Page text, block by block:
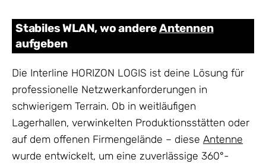
Stabiles WLAN, wo andereAntennen
aufgeben
Die Interline HORIZON LOGIS ist deine Lösung für
professionelle Netzwerkanforderungen in
schwierigem Terrain. Ob in weitläufigen
Lagerhallen, verwinkelten Produktionsstätten oder
auf dem offenen Firmengelände – diese Antenne
wurde entwickelt, um eine zuverlässige 360°-